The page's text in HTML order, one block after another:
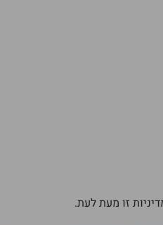
זו מעת לעת.